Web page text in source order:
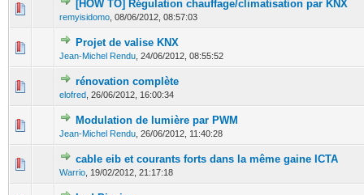
[HOW TO] Régulation chauffage/climatisation par KNX
remyisidomo 08/06/2012, 08:57:03
0 Votes - 0 sur 5 en moyenne
123 45
Projet de valise KNX
Jean-Michel Rendu 24/06/2012, 08:55:52
0 Votes - 0 sur 5 en moyenne
123
rénovation complète
elofred 26/06/2012, 16:00:34
0 Votes - 0 sur 5 en moyenne
123
Modulation de lumière par PWM
Jean-Michel Rendu 26/06/2012, 11:40:28
0 Votes - 0 sur 5 en moyenne
1234 5
cable eib et courants forts dans la même gaine ICTA
Warrio 19/02/2012, 21:17:18
0 Votes - 0 sur 5 en moyenne
123 45